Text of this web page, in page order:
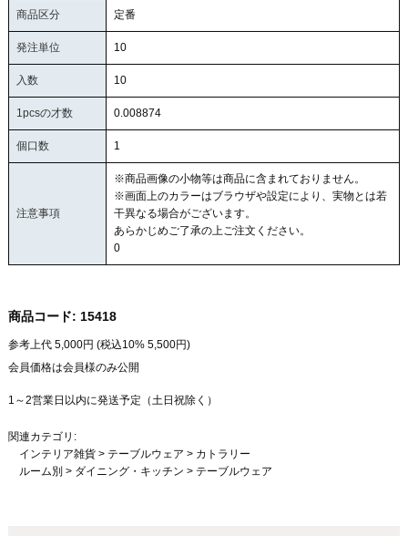
商品区分 定番
発注単位 10
入数 10
1pcsの才数 0.008874
個口数 1
注意事項
※商品画像の小物等は商品に含まれておりません。
※画面上のカラーはブラウザや設定により、実物とは若
干異なる場合がございます。
あらかじめご了承の上ご注文ください。
0
商品コード: 15418
参考上代 5,000円 (税込10% 5,500円)
会員価格は会員様のみ公開
1～2営業日以内に発送予定（土日祝除く）
関連カテゴリ:
インテリア雑貨> テーブルウェア > カトラリー
ルーム別 > ダイニング・キッチン > テーブルウェア